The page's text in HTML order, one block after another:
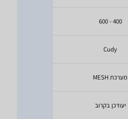
400 - 600
Cudy
מערכת MESH
יעודכן בקרוב